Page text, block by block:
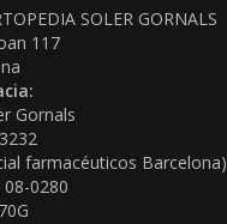
SOLER GORNALS
117
Gornals
farmacéuticos Barcelona)
08-0280